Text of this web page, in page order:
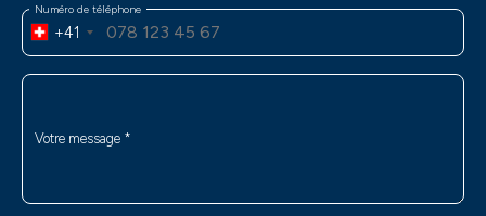
Numéro de téléphone
+41
Votre message *